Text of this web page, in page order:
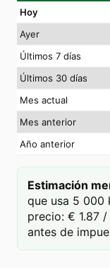
Hoy
Ayer
Últimos 7 días
Últimos 30 días
Mes actual
Mes anterior
Año anterior
Estimación
que usa 5 000
precio: € 1.87
antes de